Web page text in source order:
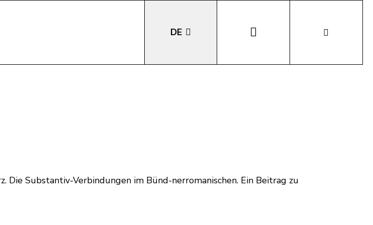
DE
Die Substantiv-Verbindungen im Bünd-nerromanischen. Ein Beitrag zu